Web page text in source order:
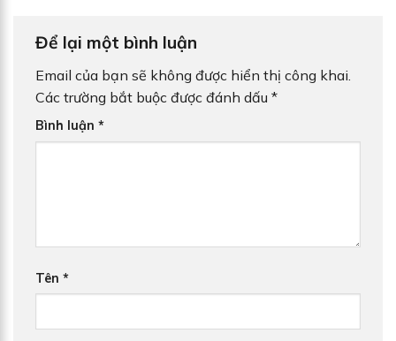
Để lại một bình luận
Email của bạn sẽ không được hiển thị công khai.
Các trường bắt buộc được đánh dấu *
Bình luận *
Tên *